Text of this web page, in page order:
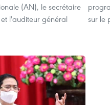
(AN), le secrétaire
l'auditeur général
sur le